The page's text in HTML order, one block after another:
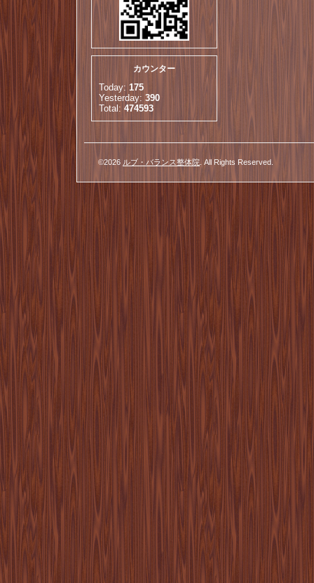
カウンター
Today: 175
Yesterday: 390
Total: 474593
©2026 ルブ・バランス整体院 . All Rights Reserved.